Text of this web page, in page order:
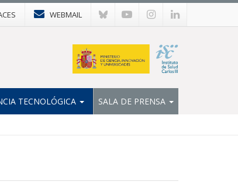
WEBMAIL
TECNOLÓGICA SALA DE PRENSA